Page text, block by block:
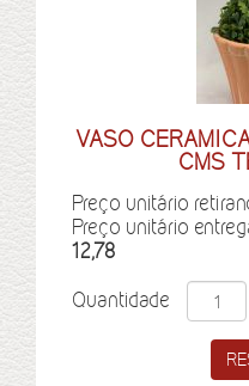
VASO
CMS
Preço unitário
Preço unitário
12,78
Quantidade